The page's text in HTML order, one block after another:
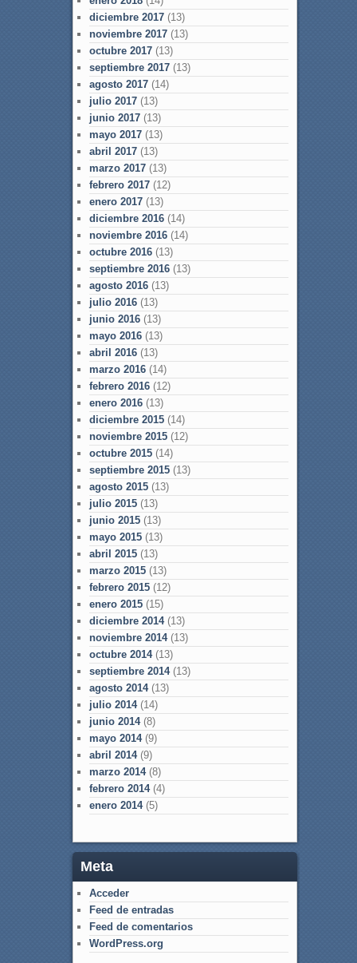
diciembre 2017(13)
noviembre 2017(13)
octubre 2017(13)
septiembre 2017(13)
agosto 2017(14)
julio 2017(13)
junio 2017(13)
mayo 2017(13)
abril 2017(13)
marzo 2017(13)
febrero 2017(12)
enero 2017(13)
diciembre 2016(14)
noviembre 2016(14)
octubre 2016(13)
septiembre 2016(13)
agosto 2016(13)
julio 2016(13)
junio 2016(13)
mayo 2016(13)
abril 2016(13)
marzo 2016(14)
febrero 2016(12)
enero 2016(13)
diciembre 2015(14)
noviembre 2015(12)
octubre 2015(14)
septiembre 2015(13)
agosto 2015(13)
julio 2015(13)
junio 2015(13)
mayo 2015(13)
abril 2015(13)
marzo 2015(13)
febrero 2015(12)
enero 2015(15)
diciembre 2014(13)
noviembre 2014(13)
octubre 2014(13)
septiembre 2014(13)
agosto 2014(13)
julio 2014(14)
junio 2014(8)
mayo 2014(9)
abril 2014(9)
marzo 2014(8)
febrero 2014(4)
enero 2014(5)
Meta
Acceder
Feed de entradas
Feed de comentarios
WordPress.org